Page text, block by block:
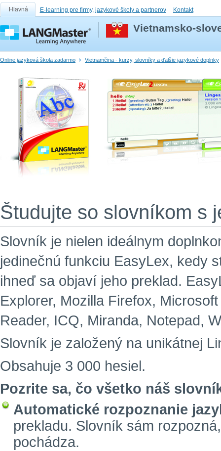
Hlavná E-learning pre firmy, jazykové školy a partnerov Kontakt
Vietnamsko-
Online jazyková škola zadarmo Vietnamčina - kurzy, slovníky a ďalšie jazykové doplnky
Študujte so slovníkom s
Slovník je nielen ideálnym
jedinečnú funkciu EasyLex, kedy
ihneď sa objaví jeho preklad.
Explorer, Mozilla Firefox,
Reader, ICQ, Miranda, Notepad,
Slovník je založený na unikátnej
Obsahuje 3 000 hesiel.
Pozrite sa, čo všetko náš
Automatické rozpoznanie
prekladu. Slovník sám
pochádza.